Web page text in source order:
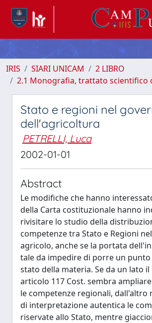
IRIS SIARI UNICAM
2 LIBRO
2.1 Monografia, trattato scientifico
Stato e regioni nel
dell'agricoltura
PETRELLI, Luca
2002-01-01
Abstract
Le modifiche che hanno
della Carta costituzionale hanno
rivisitare lo studio della
competenze tra Stato e Regioni
agricolo, anche se la portata
tale da impedire di porre un
stato della materia. Se da un lato il
articolo 117 Cost. sembra
le competenze regionali, dall'altro
di interpretazione autentica le
riservate allo Stato, mentre